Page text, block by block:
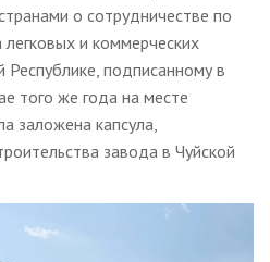
о сотрудничестве по
и коммерческих
подписанному в
того же года на месте
заложена капсула,
завода в Чуйской